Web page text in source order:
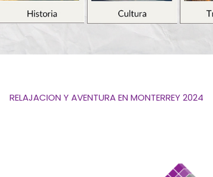
RELAJACION Y AVENTURA EN MONTERREY 2024